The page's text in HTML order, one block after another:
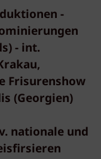
-
- int.
Frisurenshow
(Georgien)
nationale und